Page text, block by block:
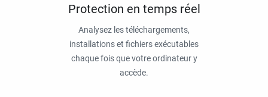
Protection en temps réel
Analysez les téléchargements,
installations et fichiers exécutables
chaque fois que votre ordinateur y
accède.